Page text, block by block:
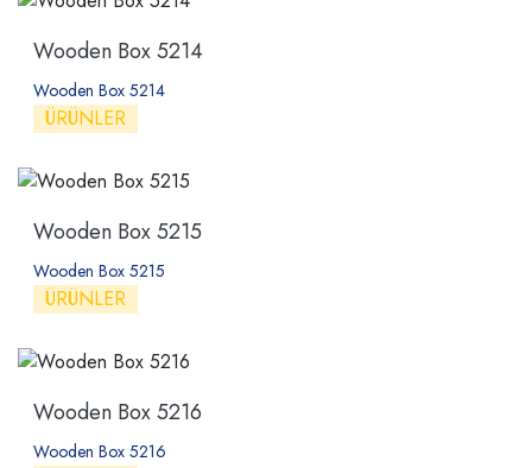
Wooden Box 5214
Wooden Box 5214
ÜRÜNLER
Wooden Box 5215
Wooden Box 5215
ÜRÜNLER
Wooden Box 5216
Wooden Box 5216